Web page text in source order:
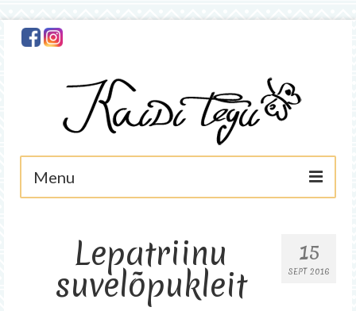
Menu
Minust
Foto
15
SEPT 2016
Lepatriinu
suvelõpukleit